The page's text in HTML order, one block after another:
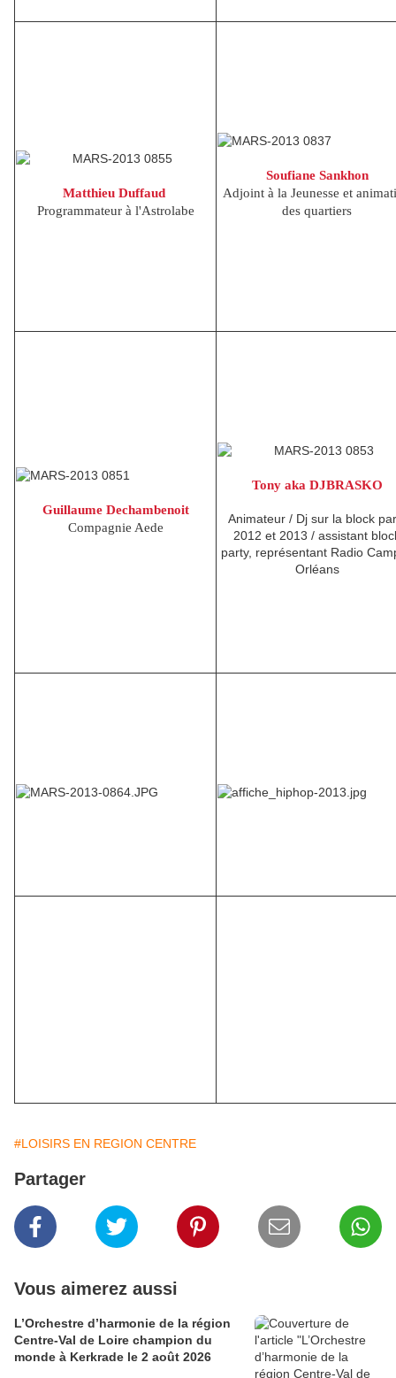
Matthieu Duffaud
Programmateur à l'Astrolabe
Soufiane Sankhon
Adjoint à la Jeunesse et
des quartiers
Guillaume Dechambenoit
Compagnie Aede
Tony aka DJBRASKO
Animateur / Dj sur la block
2012 et 2013 / assistant
party, représentant Radio
Orléans
#LOISIRS EN REGION CENTRE
Partager
Vous aimerez aussi
L’Orchestre d’harmonie de la région
Centre-Val de Loire champion du
monde à Kerkrade le 2 août 2026